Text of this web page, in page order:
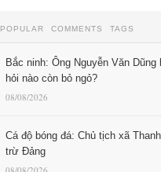
POPULAR COMMENTS TAGS
Bắc ninh: Ông Nguyễn Văn
hỏi nào còn bỏ ngỏ?
08/08/2026
Cá độ bóng đá: Chủ tịch xã
trừ Đảng